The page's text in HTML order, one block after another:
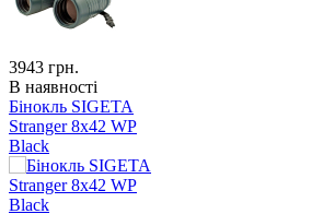
3943 грн.
В наявності
Бінокль SIGETA
Stranger 8x42 WP
Black